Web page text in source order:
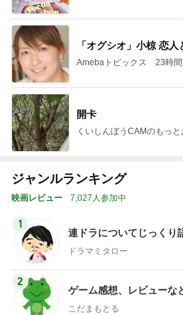
「オグシオ」小椋 恋
Amebaトピックス 23時
開卡
くいしんぼうCAMのもっ
ジャンルランキング
映画レビュー 7,027人参加中
1
連ドラについてじっくり
ドラマミタロー
2
ゲーム感想、レビューな
こだまもとる